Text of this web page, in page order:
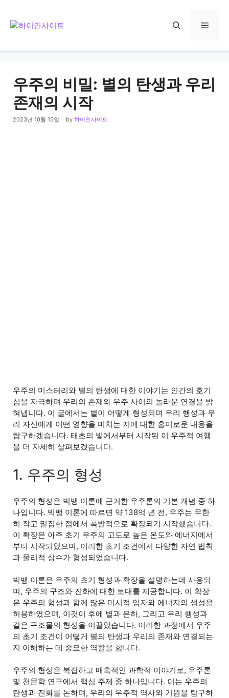
content
Menu
우주의 비밀: 별의 탄생과 우리
존재의 시작
2023년 10월 15일 by 하이인사이트
우주의 미스터리와 별의 탄생에 대한 이야기는 인간의 호기
심을 자극하며 우리의 존재와 우주 사이의 놀라운 연결을 밝
혀냅니다. 이 글에서는 별이 어떻게 형성되며 우리 행성과 우
리 자신에게 어떤 영향을 미치는 지에 대한 흥미로운 내용을
탐구하겠습니다. 태초의 빛에서부터 시작된 이 우주적 여행
을 더 자세히 살펴보겠습니다.
1. 우주의 형성
우주의 형성은 빅뱅 이론에 근거한 우주론의 기본 개념 중 하
나입니다. 빅뱅 이론에 따르면 약 138억 년 전, 우주는 무한
히 작고 밀집한 점에서 폭발적으로 확장되기 시작했습니다.
이 확장은 아주 초기 우주의 고도로 높은 온도와 에너지에서
부터 시작되었으며, 이러한 초기 조건에서 다양한 자연 법칙
과 물리적 상수가 형성되었습니다.
빅뱅 이론은 우주의 초기 형성과 확장을 설명하는데 사용되
며, 우주의 구조와 진화에 대한 토대를 제공합니다. 이 확장
은 우주의 형성과 함께 많은 미시적 입자와 에너지의 생성을
허용하였으며, 이것이 후에 별과 은하, 그리고 우리 행성과
같은 구조물의 형성을 이끌었습니다. 이러한 과정에서 우주
의 초기 조건이 어떻게 별의 탄생과 우리의 존재와 연결되는
지 이해하는 데 중요한 역할을 합니다.
우주의 형성은 복잡하고 매혹적인 과학적 이야기로, 우주론
및 천문학 연구에서 핵심 주제 중 하나입니다. 이는 우주의
탄생과 진화를 논하며, 우리의 우주적 역사와 기원을 탐구하